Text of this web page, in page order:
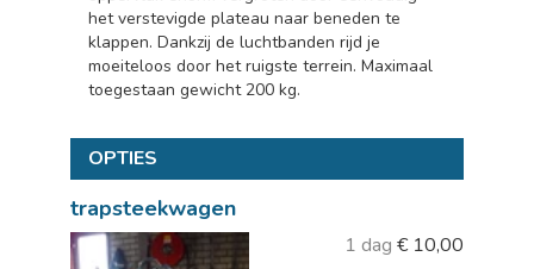
het verstevigde plateau naar beneden te
klappen. Dankzij de luchtbanden rijd je
moeiteloos door het ruigste terrein. Maximaal
toegestaan gewicht 200 kg.
OPTIES
trapsteekwagen
1 dag € 10,00